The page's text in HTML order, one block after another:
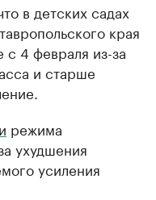
что в детских садах
края
4 февраля из-за
и старше
режима
ухудшения
усиления